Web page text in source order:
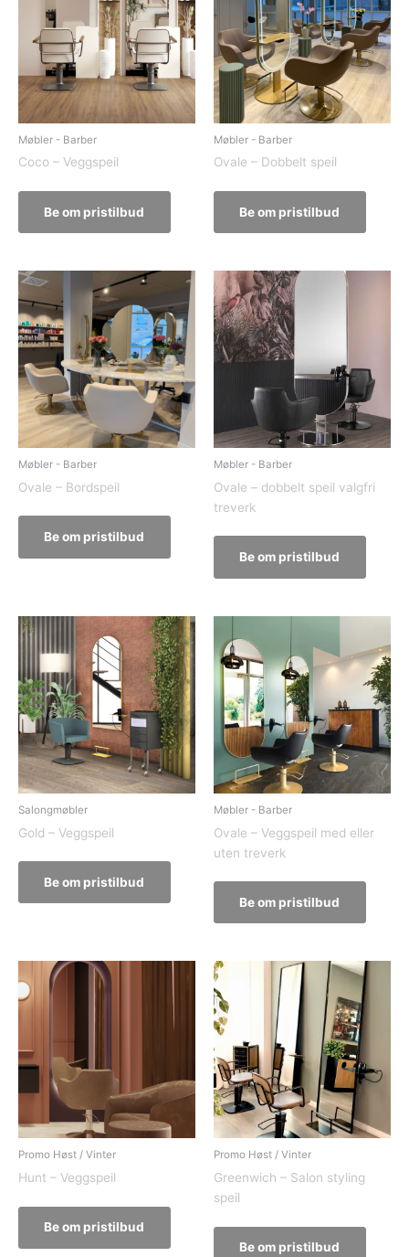
Møbler - Barber
Coco – Veggspeil
Be om pristilbud
Møbler - Barber
Ovale – Dobbelt speil
Be om pristilbud
Møbler - Barber
Ovale – Bordspeil
Be om pristilbud
Møbler - Barber
Ovale – dobbelt speil valgfri
treverk
Be om pristilbud
Salongmøbler
Gold – Veggspeil
Be om pristilbud
Møbler - Barber
Ovale – Veggspeil med eller
uten treverk
Be om pristilbud
Promo Høst / Vinter
Hunt – Veggspeil
Be om pristilbud
Promo Høst / Vinter
Greenwich – Salon styling
speil
Be om pristilbud